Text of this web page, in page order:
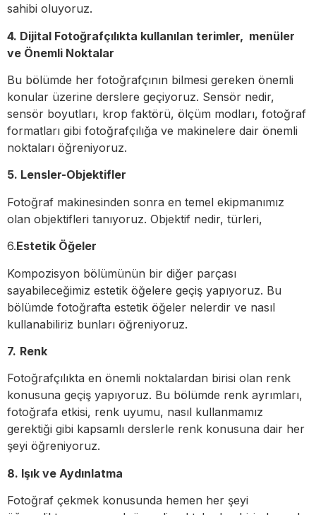
sahibi oluyoruz.
4. Dijital Fotoğrafçılıkta kullanılan terimler, menüler
ve Önemli Noktalar
Bu bölümde her fotoğrafçının bilmesi gereken önemli
konular üzerine derslere geçiyoruz. Sensör nedir,
sensör boyutları, krop faktörü, ölçüm modları, fotoğraf
formatları gibi fotoğrafçılığa ve makinelere dair önemli
noktaları öğreniyoruz.
5. Lensler-Objektifler
Fotoğraf makinesinden sonra en temel ekipmanımız
olan objektifleri tanıyoruz. Objektif nedir, türleri,
6.Estetik Öğeler
Kompozisyon bölümünün bir diğer parçası
sayabileceğimiz estetik öğelere geçiş yapıyoruz. Bu
bölümde fotoğrafta estetik öğeler nelerdir ve nasıl
kullanabiliriz bunları öğreniyoruz.
7. Renk
Fotoğrafçılıkta en önemli noktalardan birisi olan renk
konusuna geçiş yapıyoruz. Bu bölümde renk ayrımları,
fotoğrafa etkisi, renk uyumu, nasıl kullanmamız
gerektiği gibi kapsamlı derslerle renk konusuna dair her
şeyi öğreniyoruz.
8. Işık ve Aydınlatma
Fotoğraf çekmek konusunda hemen her şeyi